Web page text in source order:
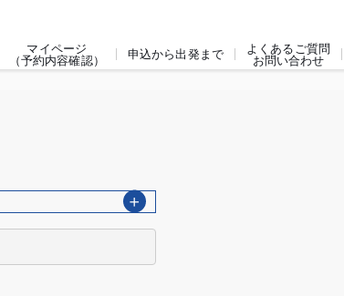
マイページ
（予約内容確認）
申込から出発まで
よくあるご質問
お問い合わせ